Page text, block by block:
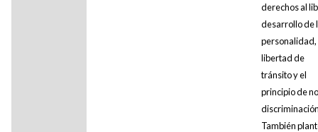
derechos al
desarrollo de
personalidad,
libertad de
tránsito y el
principio de no
También